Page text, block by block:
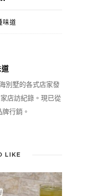
味道
別墅的各式店家發
店訪紀錄。現已從
行銷。
LIKE